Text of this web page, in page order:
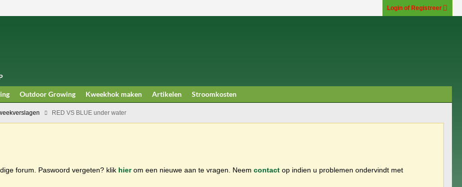
Login of Registreer
Outdoor Growing Kweekhok maken Artikelen Stroomkosten
RED VS BLUE under water
forum. Paswoord vergeten? klik hierom een nieuwe aan te vragen. Neem contact op indien u problemen ondervindt met